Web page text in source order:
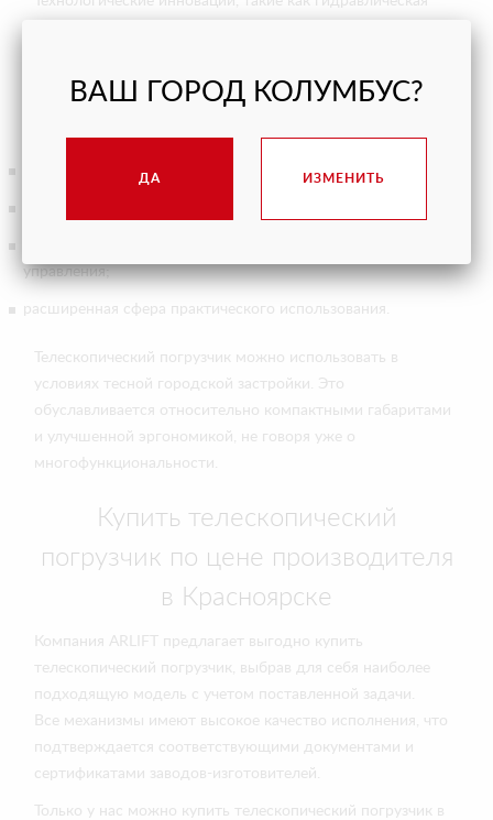
работы телескопических погрузчиков. Многие заказчики
хотят купить новый телескопический погрузчик,
улучшенная грузоподъемность;
управления;
расширенная сфера практического использования.
Телескопический погрузчик можно использовать в
условиях тесной городской застройки. Это
обуславливается относительно компактными габаритами
и улучшенной эргономикой, не говоря уже о
многофункциональности.
Купить телескопический
погрузчик по цене производителя
в Красноярске
Компания ARLIFT предлагает выгодно купить
телескопический погрузчик, выбрав для себя наиболее
подходящую модель с учетом поставленной задачи.
Все механизмы имеют высокое качество исполнения, что
подтверждается соответствующими документами и
сертификатами заводов-изготовителей.
Только у нас можно купить телескопический погрузчик в
ВАШ ГОРОД КОЛУМБУС?
ДА ИЗМЕНИТЬ